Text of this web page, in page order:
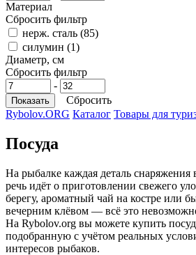
Материал
Сбросить фильтр
нерж. сталь (85)
силумин (1)
Диаметр, см
Сбросить фильтр
-
Сбросить
Rybolov.ORG Каталог Товары для
Посуда
На рыбалке каждая деталь снаряжения
речь идёт о приготовлении свежего
берегу, ароматный чай на костре или
вечерним клёвом — всё это
На Rybolov.org вы можете купить
подобранную с учётом реальных
интересов рыбаков.